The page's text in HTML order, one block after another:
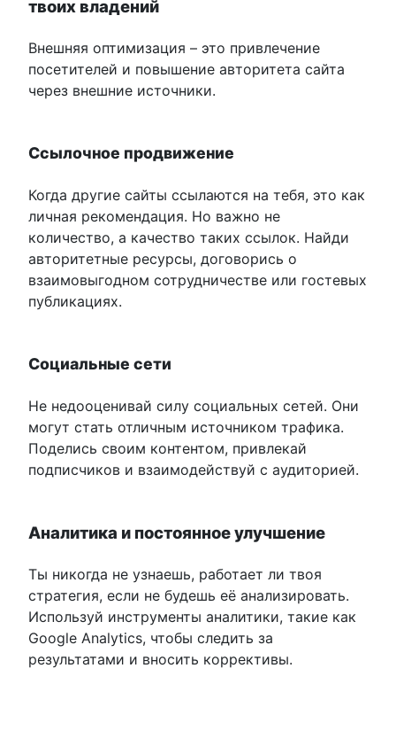
твоих владений
Внешняя оптимизация – это привлечение
посетителей и повышение авторитета сайта
через внешние источники.
Ссылочное продвижение
Когда другие сайты ссылаются на тебя, это как
личная рекомендация. Но важно не
количество, а качество таких ссылок. Найди
авторитетные ресурсы, договорись о
взаимовыгодном сотрудничестве или гостевых
публикациях.
Социальные сети
Не недооценивай силу социальных сетей. Они
могут стать отличным источником трафика.
Поделись своим контентом, привлекай
подписчиков и взаимодействуй с аудиторией.
Аналитика и постоянное улучшение
Ты никогда не узнаешь, работает ли твоя
стратегия, если не будешь её анализировать.
Используй инструменты аналитики, такие как
Google Analytics, чтобы следить за
результатами и вносить коррективы.